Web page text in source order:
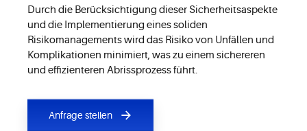
Durch die Berücksichtigung dieser Sicherheitsaspekte
und die Implementierung eines soliden
Risikomanagements wird das Risiko von Unfällen und
Komplikationen minimiert, was zu einem sichereren
und effizienteren Abrissprozess führt.
Anfrage stellen